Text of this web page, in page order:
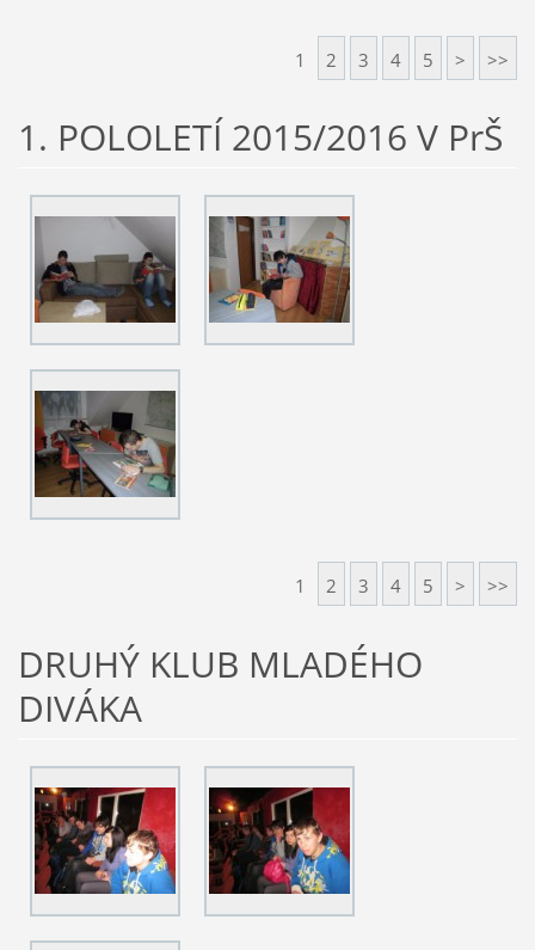
1 2 3 4 5 > >>
1. POLOLETÍ 2015/2016 V PrŠ
1 2 3 4 5 > >>
DRUHÝ KLUB MLADÉHO
DIVÁKA